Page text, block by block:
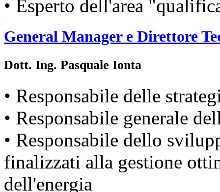
• Esperto dell'area
General Manager e Direttore
Dott. Ing. Pasquale Ionta
• Responsabile delle
• Responsabile generale
• Responsabile dello
finalizzati alla gestione
dell'energia